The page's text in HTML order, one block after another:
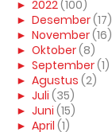
► 2022(100)
► Desember(17)
► November(16)
► Oktober(8)
► September(1)
► Agustus (2)
► Juli (35)
► Juni (15)
► April (1)